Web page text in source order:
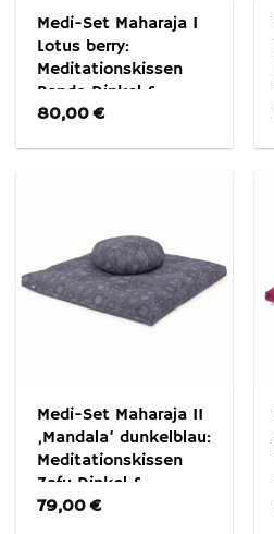
Medi-Set Maharaja I
Lotus berry:
Meditationskissen
Rondo Dinkel &
Meditationsmatte
80,00€
Medi-Set Maharaja II
‚Mandala‘ dunkelblau:
Meditationskissen
Zafu Dinkel &
Meditationsmatte
79,00€